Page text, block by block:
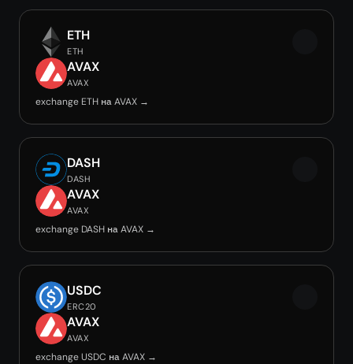
ETH
ETH
AVAX
AVAX
exchange ETH на AVAX →
DASH
DASH
AVAX
AVAX
exchange DASH на AVAX →
USDC
ERC20
AVAX
AVAX
exchange USDC на AVAX →